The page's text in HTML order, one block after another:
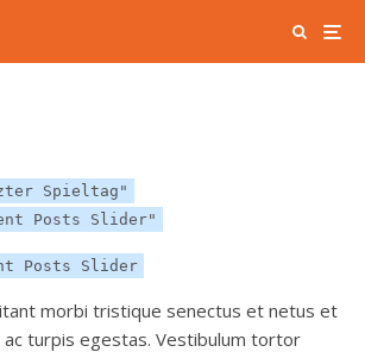
Spieltag"
Posts Slider"
Posts Slider
morbi tristique senectus et netus et
ac turpis egestas. Vestibulum tortor